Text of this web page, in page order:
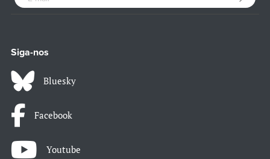
Siga-nos
Bluesky
Facebook
Youtube